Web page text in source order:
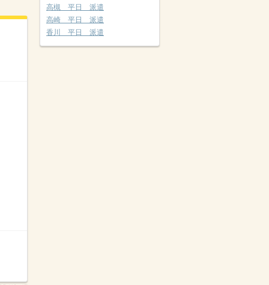
高槻 平日 派遣
高崎 平日 派遣
香川 平日 派遣